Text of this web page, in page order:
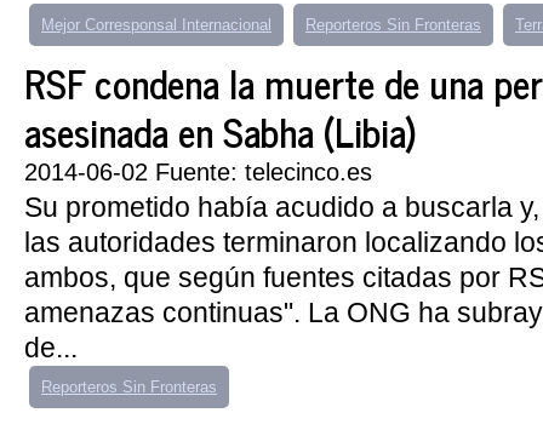
Mejor Corresponsal Internacional Reporteros Sin Fronteras
RSF condena la muerte de una
asesinada en Sabha (Libia)
2014-06-02 Fuente: telecinco.es
Su prometido había acudido a buscarla
las autoridades terminaron localizando
ambos, que según fuentes citadas por
amenazas continuas". La ONG ha
de...
Reporteros Sin Fronteras